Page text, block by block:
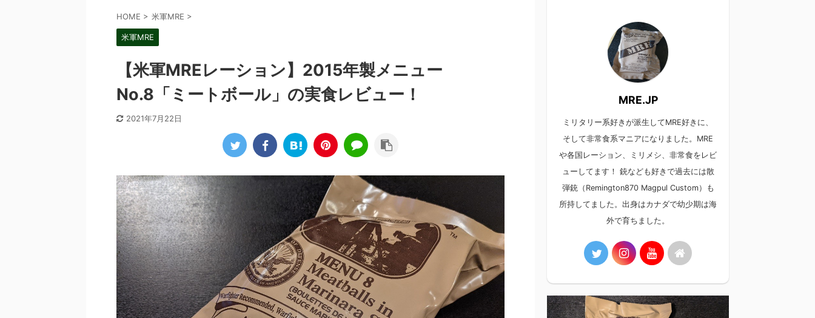
HOME > 米軍MRE >
米軍MRE
【米軍MREレーション】2015年製メニュー
No.8「ミートボール」の実食レビュー！
2021年7月22日
MRE.JP
ミリタリー系好きが派生してMRE好きに、
そして非常食系マニアになりました。MRE
や各国レーション、ミリメシ、非常食をレビ
ューしてます！ 銃なども好きで過去には散
弾銃（Remington870 Magpul Custom）も
所持してました。出身はカナダで幼少期は海
外で育ちました。